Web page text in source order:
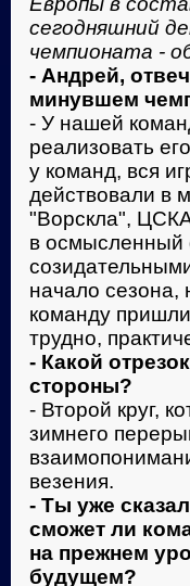
сегодняшний
чемпионата -
- Андрей,
минувшем
- У нашей
реализовать
у команд, вся
действовали в
"Ворскла",
в осмысленный
начало сезона,
команду
трудно,
- Какой
стороны?
- Второй круг,
зимнего
везения.
- Ты уже
сможет ли
на прежнем
будущем?